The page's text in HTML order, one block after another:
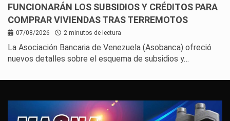
FUNCIONARÁN LOS SUBSIDIOS Y CRÉDITOS PARA
COMPRAR VIVIENDAS TRAS TERREMOTOS
07/08/2026 2 minutos de lectura
La Asociación Bancaria de Venezuela (Asobanca) ofreció
nuevos detalles sobre el esquema de subsidios y…